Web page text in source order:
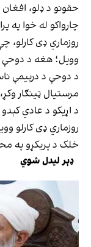
حقونو د ډلو،
چارواکو له خوا په
روزماري ډی
وویل؛ هغه د دوحې
د دوحې د درېیمې
مرستیال ټینګار
د اړیکو د عادي
روزماري ډی کارلو
خلک د پریکړو په
ډېر لیدل شوي